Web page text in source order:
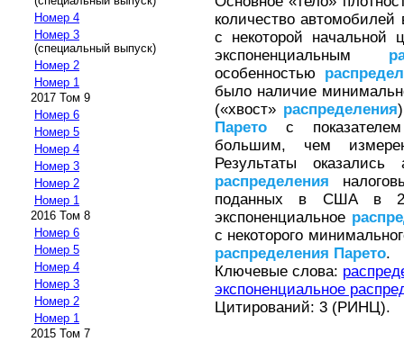
Номер 4
Номер 3
(специальный выпуск)
Номер 2
Номер 1
2017 Том 9
Номер 6
Номер 5
Номер 4
Номер 3
Номер 2
Номер 1
2016 Том 8
Номер 6
Номер 5
Номер 4
Номер 3
Номер 2
Номер 1
2015 Том 7
количество
с некоторой
экспоненциальным
особенностью
было наличие
(«хвост» распределения
Парето с
большим, чем
Результаты
распределения
поданных в США в
экспоненциальное
с некоторого
распределения Парето.
Ключевые слова:
экспоненциальное
Цитирований: 3 (РИНЦ).